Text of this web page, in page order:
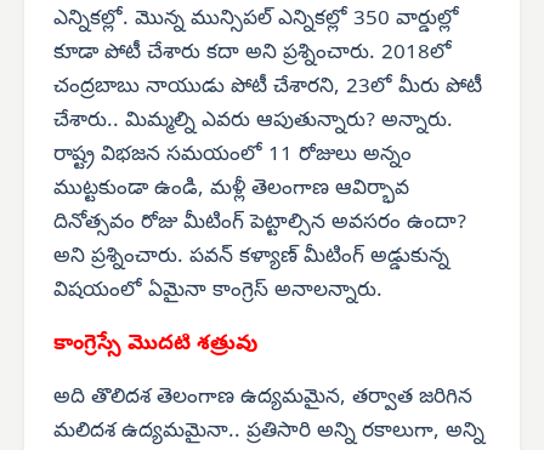
ఎన్నికల్లో. మొన్న మున్సిపల్ ఎన్నికల్లో 350 వార్డుల్లో
కూడా పోటీ చేశారు కదా అని ప్రశ్నించారు. 2018లో
చంద్రబాబు నాయుడు పోటీ చేశారని, 23లో మీరు పోటీ
చేశారు.. మిమ్మల్ని ఎవరు ఆపుతున్నారు? అన్నారు.
రాష్ట్ర విభజన సమయంలో 11 రోజులు అన్నం
ముట్టకుండా ఉండి, మళ్లీ తెలంగాణ ఆవిర్భావ
దినోత్సవం రోజు మీటింగ్ పెట్టాల్సిన అవసరం ఉందా?
అని ప్రశ్నించారు. పవన్ కళ్యాణ్ మీటింగ్ అడ్డుకున్న
విషయంలో ఏమైనా కాంగ్రెస్ అనాలన్నారు.
కాంగ్రెస్సే మొదటి శత్రువు
అది తొలిదశ తెలంగాణ ఉద్యమమైన, తర్వాత జరిగిన
మలిదశ ఉద్యమమైనా.. ప్రతిసారి అన్ని రకాలుగా, అన్ని